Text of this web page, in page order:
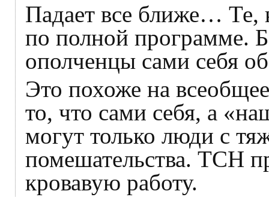
Падает все ближе… Те,
по полной программе.
ополченцы сами себя
Это похоже на
то, что сами себя, а
могут только люди с
помешательства. ТСН
кровавую работу.